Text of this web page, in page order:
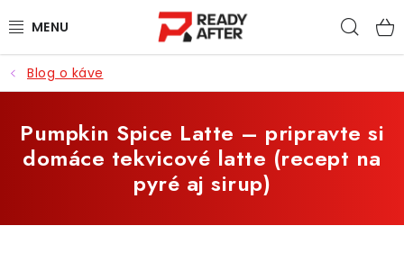
na
KÁVA
SYPANÉ ČAJE
CASCARA
Blog o káve
Pumpkin Spice Latte – pripravte si
domáce tekvicové latte (recept na
pyré aj sirup)